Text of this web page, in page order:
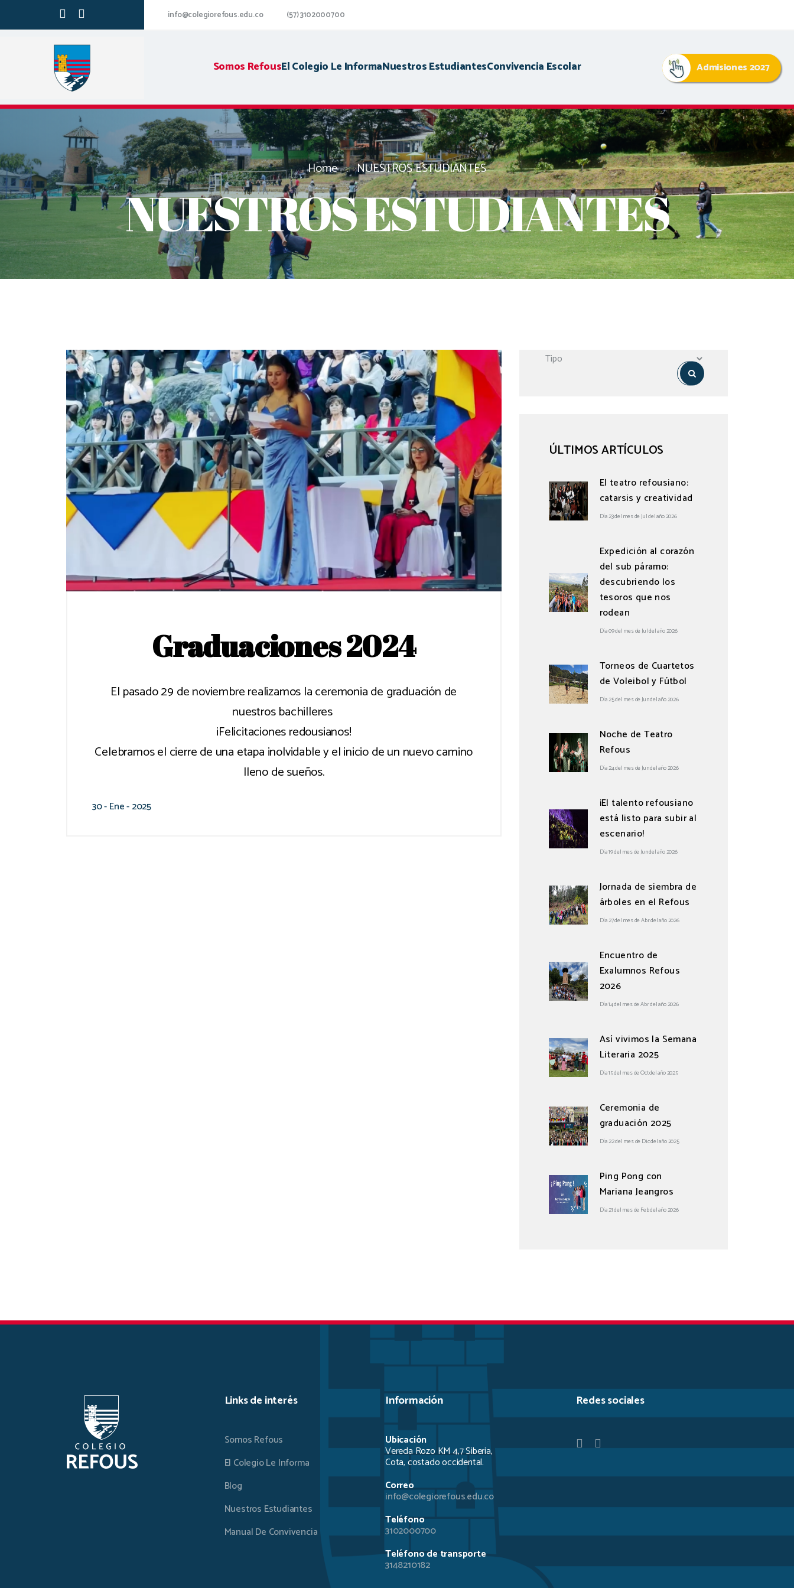
info@colegiorefous.edu.co (57) 3102000700
Somos RefousEl Colegio Le InformaNuestros EstudiantesConvivencia Escolar Admisiones 2027
Home NUESTROS ESTUDIANTES
NUESTROS ESTUDIANTES
Graduaciones 2024
El pasado 29 de noviembre realizamos la ceremonia de graduación de
nuestros bachilleres
¡Felicitaciones redousianos!
Celebramos el cierre de una etapa inolvidable y el inicio de un nuevo camino
lleno de sueños.
30 - Ene - 2025
ÚLTIMOS ARTÍCULOS
El teatro refousiano:
catarsis y creatividad
Día 23 del mes de Jul del año 2026
Expedición al corazón
del sub páramo:
descubriendo los
tesoros que nos
rodean
Día 09 del mes de Jul del año 2026
Torneos de Cuartetos
de Voleibol y Fútbol
Día 25 del mes de Jun del año 2026
Noche de Teatro
Refous
Día 24 del mes de Jun del año 2026
¡El talento refousiano
está listo para subir al
escenario!
Día 19 del mes de Jun del año 2026
Jornada de siembra de
árboles en el Refous
Día 27 del mes de Abr del año 2026
Encuentro de
Exalumnos Refous
2026
Día 14 del mes de Abr del año 2026
Así vivimos la Semana
Literaria 2025
Día 15 del mes de Oct del año 2025
Ceremonia de
graduación 2025
Día 22 del mes de Dic del año 2025
Ping Pong con
Mariana Jeangros
Día 21 del mes de Feb del año 2026
Links de interés
Somos Refous
El Colegio Le Informa
Blog
Nuestros Estudiantes
Manual De Convivencia
Información
Ubicación
Vereda Rozo KM 4,7 Siberia,
Cota, costado occidental.
Correo
info@colegiorefous.edu.co
Teléfono
3102000700
Teléfono de transporte
3148210182
Redes sociales